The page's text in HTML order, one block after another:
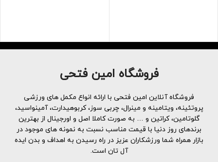
گرم از 9 EAA را با برگ چای برای
گاو را به شکل فوق غلیظ و بسیار
فروشگاه امین فتحی
فروشگاه آنلاین امین فتحی با ارائه انواع مکمل های ورزشی
پروتئینه، ویتامینه و مینرال، چربی سوز، کربوهیدارت، آمینواسید،
گلوتامین، کراتین و … به صورت کاملا اصل و اورجینال از بهترین
برندهای روز دنیا با قیمت مناسب نسبت به نمونه های موجود در
بازار همراه شما ورزشکاران عزیز در راه رسیدن به اهداف و بدن ایده
آل تان است.